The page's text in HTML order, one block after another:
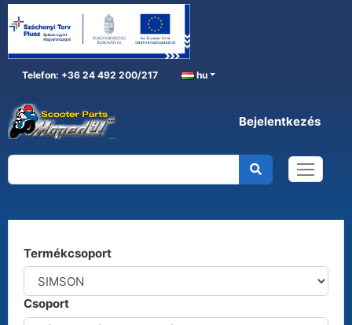
Telefon: +36 24 492 200/217 hu
Bejelentkezés
SIMSON
Termékcsoport
Csoport